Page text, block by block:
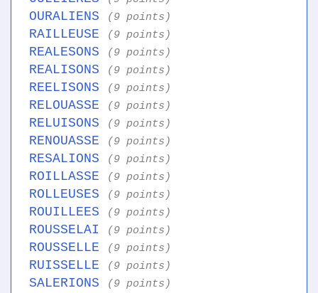
OURALIENS (9 points)
RAILLEUSE (9 points)
REALESONS (9 points)
REALISONS (9 points)
REELISONS (9 points)
RELOUASSE (9 points)
RELUISONS (9 points)
RENOUASSE (9 points)
RESALIONS (9 points)
ROILLASSE (9 points)
ROLLEUSES (9 points)
ROUILLEES (9 points)
ROUSSELAI (9 points)
ROUSSELLE (9 points)
RUISSELLE (9 points)
SALERIONS (9 points)